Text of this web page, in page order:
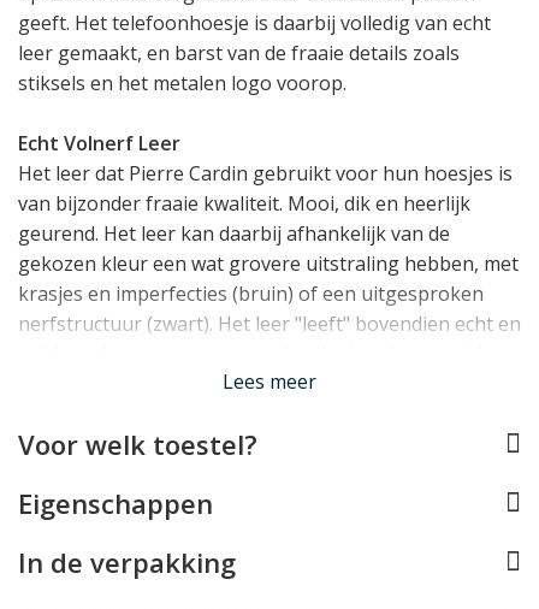
geeft. Het telefoonhoesje is daarbij volledig van echt
leer gemaakt, en barst van de fraaie details zoals
stiksels en het metalen logo voorop.
Echt Volnerf Leer
Het leer dat Pierre Cardin gebruikt voor hun hoesjes is
van bijzonder fraaie kwaliteit. Mooi, dik en heerlijk
geurend. Het leer kan daarbij afhankelijk van de
gekozen kleur een wat grovere uitstraling hebben, met
krasjes en imperfecties (bruin) of een uitgesproken
nerfstructuur (zwart). Het leer "leeft" bovendien echt en
Zéér veel bergruimte
iPhone 13 Pro Max wallet bijna niet te verslaan, met in
grotere steekvakken achter de pasjes voor briefgeld of
Lees meer
Voor welk toestel?
Eigenschappen
In de verpakking